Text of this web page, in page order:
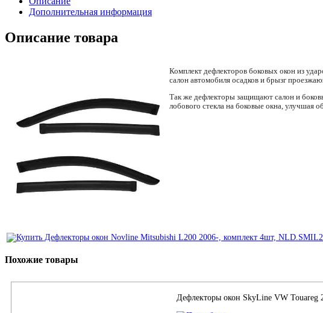
Дополнительная информация
Описание товара
Комплект дефлекторов боковых окон из
салон автомобиля осадков и брызг
Так же дефлекторы защищают салон и
лобового стекла на боковые окна, улучшая
Похожие товары
Дефлекторы окон SkyLine VW Touareg